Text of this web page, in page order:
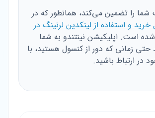
شما را تضمین می‌کند، همانطور که در
خرید و استفاده از لینکدین لرنینگ در
است. اپلیکیشن نینتندو به شما
حتی زمانی که دور از کنسول هستید، با
در ارتباط باشید.